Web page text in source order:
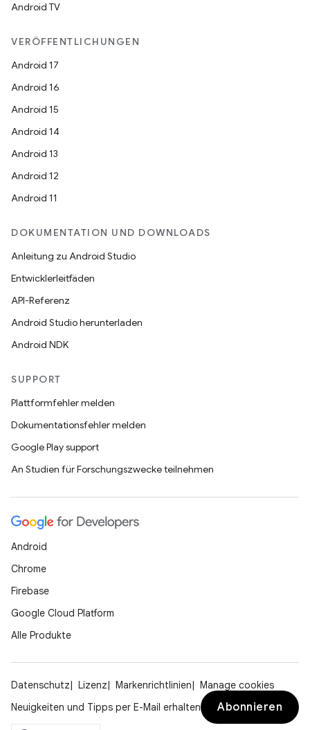
Android TV
VERÖFFENTLICHUNGEN
Android 17
Android 16
Android 15
Android 14
Android 13
Android 12
Android 11
DOKUMENTATION UND DOWNLOADS
Anleitung zu Android Studio
Entwicklerleitfäden
API-Referenz
Android Studio herunterladen
Android NDK
SUPPORT
Plattformfehler melden
Dokumentationsfehler melden
Google Play support
An Studien für Forschungszwecke teilnehmen
Android
Chrome
Firebase
Google Cloud Platform
Alle Produkte
Datenschutz Lizenz Markenrichtlinien
Manage cookies
Neuigkeiten und Tipps per E-Mail erhalten
Abonnieren